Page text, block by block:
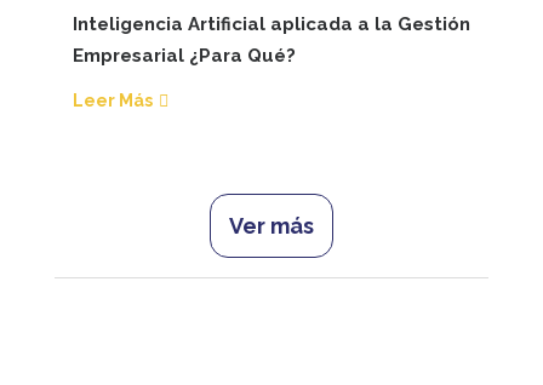
Inteligencia Artificial aplicada a la Gestión
Empresarial ¿Para Qué?
Leer Más
Ver más